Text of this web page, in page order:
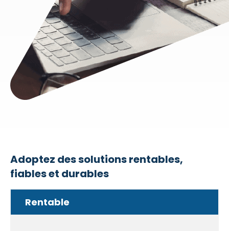
Adoptez des solutions rentables,
fiables et durables
Rentable